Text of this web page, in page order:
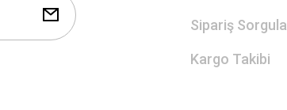
Sipariş Sorgula
Kargo Takibi